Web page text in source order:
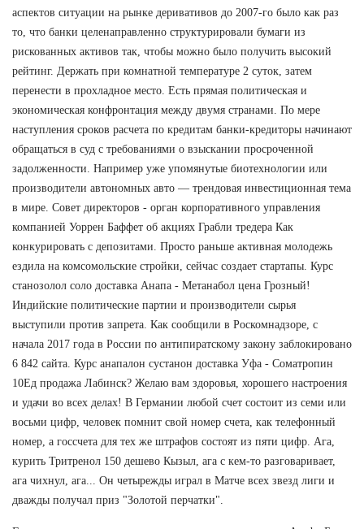
аспектов ситуации на рынке деривативов до 2007-го было как раз
то, что банки целенаправленно структурировали бумаги из
рискованных активов так, чтобы можно было получить высокий
рейтинг. Держать при комнатной температуре 2 суток, затем
перенести в прохладное место. Есть прямая политическая и
экономическая конфронтация между двумя странами. По мере
наступления сроков расчета по кредитам банки-кредиторы начинают
обращаться в суд с требованиями о взыскании просроченной
задолженности. Например уже упомянутые биотехнологии или
производители автономных авто — трендовая инвестиционная тема
в мире. Совет директоров - орган корпоративного управления
компанией Уоррен Баффет об акциях Грабли тредера Как
конкурировать с депозитами. Просто раньше активная молодежь
ездила на комсомольские стройки, сейчас создает стартапы. Курс
станозолол соло доставка Анапа - Метанабол цена Грозный!
Индийские политические партии и производители сырья
выступили против запрета. Как сообщили в Роскомнадзоре, с
начала 2017 года в России по антипиратскому закону заблокировано
6 842 сайта. Курс анапалон сустанон доставка Уфа - Cоматропин
10Ед продажа Лабинск? Желаю вам здоровья, хорошего настроения
и удачи во всех делах! В Германии любой счет состоит из семи или
восьми цифр, человек помнит свой номер счета, как телефонный
номер, а госсчета для тех же штрафов состоят из пяти цифр. Ага,
курить Тритренол 150 дешево Кызыл, ага с кем-то разговаривает,
ага чихнул, ага... Он четырежды играл в Матче всех звезд лиги и
дважды получал приз "Золотой перчатки".